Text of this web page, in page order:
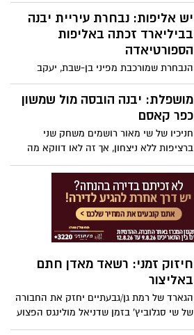
בעקבות ההפסד, אליצור ירדה למקום
השלישי בטבלה. סגלוביץ': "אנחנו עם הפנים
קדימה"
יש אליפות: נבחרת עיריית יבנה
בביליארד זכתה באליפות
הספורטיאדה
הנבחרת שמורכבת מפיני בן-שבת, יעקב
אליה, רוני נהרי, דוד מלכה, יצחק סלומון
ופליקס אלימלך שנעדר השנה מהאליפות,
הצליחה להביא את הגביע ליבנה. הקפטן דור
מושפלת: יבנה הובסה מול שמשון
כפר קאסם
חניכיו של שי מאור רושמים משחק שני
ברציפות ללא ניצחון, אך זה לאו דווקא מה
שמדאיג את אנשי המועדון, שספגו תבוסה
משפילה מול קבוצה שלא נחשבת לאחת
מאריות הליגה, בדמות 0:4 מביך. במועדון
משלימים עם המצב: "אנחנו מועמדים לירידה"
חיזוק זמני: רשאד מאדן חתם
באליצור
הגארד של רמת גן/גבעתיים יחזק את החבורה
של שי סגלוביץ' בזמן שדניאל מולינגס הפצוע
(נפגע בברכו) ייעדר. למאדן ממוצעים נאים